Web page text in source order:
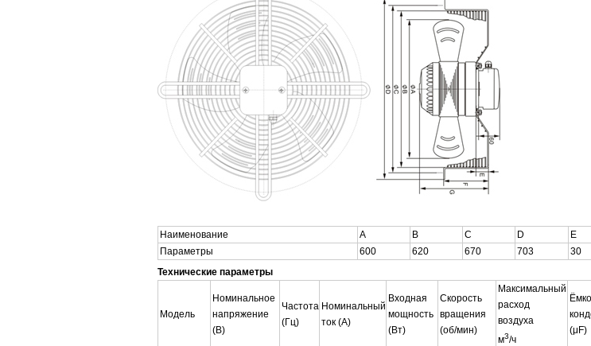
Наименование A B C D E
Параметры
600 620 670 703 30
Технические параметры
Модель
Номинальное
напряжение
(В)
Частота
(Гц)
Номинальный
ток (A)
Входная
мощность
(Вт)
Скорость
вращения
(об/мин)
Максимальный
расход
воздуха
м3/ч
(μF)